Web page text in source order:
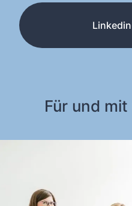
Für und